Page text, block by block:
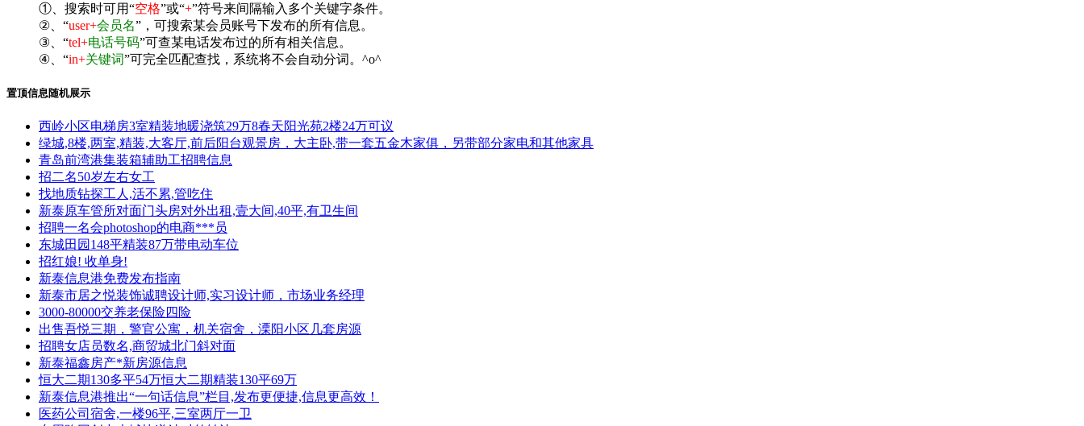
①、搜索时可用“空格”或“+”符号来间隔输入多个关键字条件。
②、“user+会员名”，可搜索某会员账号下发布的所有信息。
③、“tel+电话号码”可查某电话发布过的所有相关信息。
④、“in+关键词”可完全匹配查找，系统将不会自动分词。^o^
置顶信息随机展示
西岭小区电梯房3室精装地暖浇筑29万8春天阳光苑2楼24万可议
绿城,8楼,两室,精装,大客厅,前后阳台观景房，大主卧,带一套五金木家俱，另带部分家电和其他家具
青岛前湾港集装箱辅助工招聘信息
招二名50岁左右女工
找地质钻探工人,活不累,管吃住
新泰原车管所对面门头房对外出租,壹大间,40平,有卫生间
招聘一名会photoshop的电商***员
东城田园148平精装87万带电动车位
招红娘! 收单身!
新泰信息港免费发布指南
新泰市居之悦装饰诚聘设计师,实习设计师，市场业务经理
3000-80000交养老保险四险
出售吾悦三期，警官公寓，机关宿舍，溧阳小区几套房源
招聘女店员数名,商贸城北门斜对面
新泰福鑫房产*新房源信息
恒大二期130多平54万恒大二期精装130平69万
新泰信息港推出“一句话信息”栏目,发布更便捷,信息更高效！
医药公司宿舍,一楼96平,三室两厅一卫